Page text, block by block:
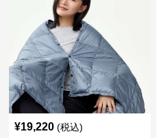
¥19,220 (税込)